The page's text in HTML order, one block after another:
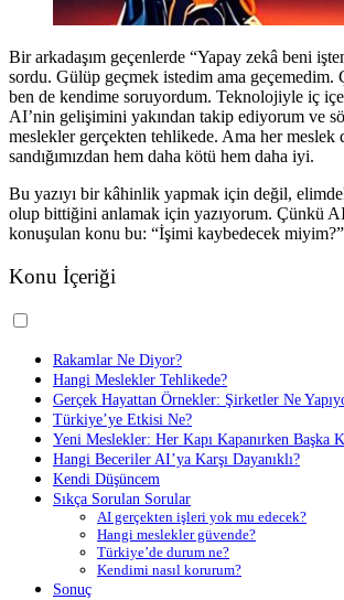
Bir arkadaşım geçenlerde “Yapay zekâ beni
sordu. Gülüp geçmek istedim ama geçemedim.
ben de kendime soruyordum. Teknolojiyle iç
AI’nin gelişimini yakından takip ediyorum ve
meslekler gerçekten tehlikede. Ama her meslek
sandığımızdan hem daha kötü hem daha iyi.
Bu yazıyı bir kâhinlik yapmak için değil,
olup bittiğini anlamak için yazıyorum. Çünkü
konuşulan konu bu: “İşimi kaybedecek miyim?”
Konu İçeriği
Rakamlar Ne Diyor?
Hangi Meslekler Tehlikede?
Gerçek Hayattan Örnekler: Şirketler Ne
Türkiye’ye Etkisi Ne?
Yeni Meslekler: Her Kapı Kapanırken Başka
Hangi Beceriler AI’ya Karşı Dayanıklı?
Kendi Düşüncem
Sıkça Sorulan Sorular
AI gerçekten işleri yok mu edecek?
Hangi meslekler güvende?
Türkiye’de durum ne?
Kendimi nasıl korurum?
Sonuç